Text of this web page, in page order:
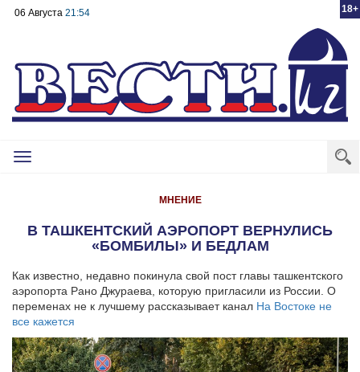
18+
06 Августа 21:54
Toggle
МНЕНИЕ
В ТАШКЕНТСКИЙ АЭРОПОРТ ВЕРНУЛИСЬ
«БОМБИЛЫ» И БЕДЛАМ
Как известно, недавно покинула свой пост главы ташкентского
аэропорта Рано Джураева, которую пригласили из России. О
переменах не к лучшему рассказывает канал На Востоке не
все кажется